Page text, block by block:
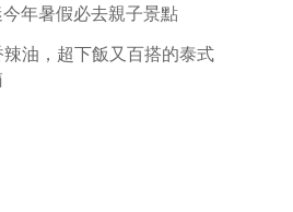
年暑假必去親子景點
油，超下飯又百搭的泰式